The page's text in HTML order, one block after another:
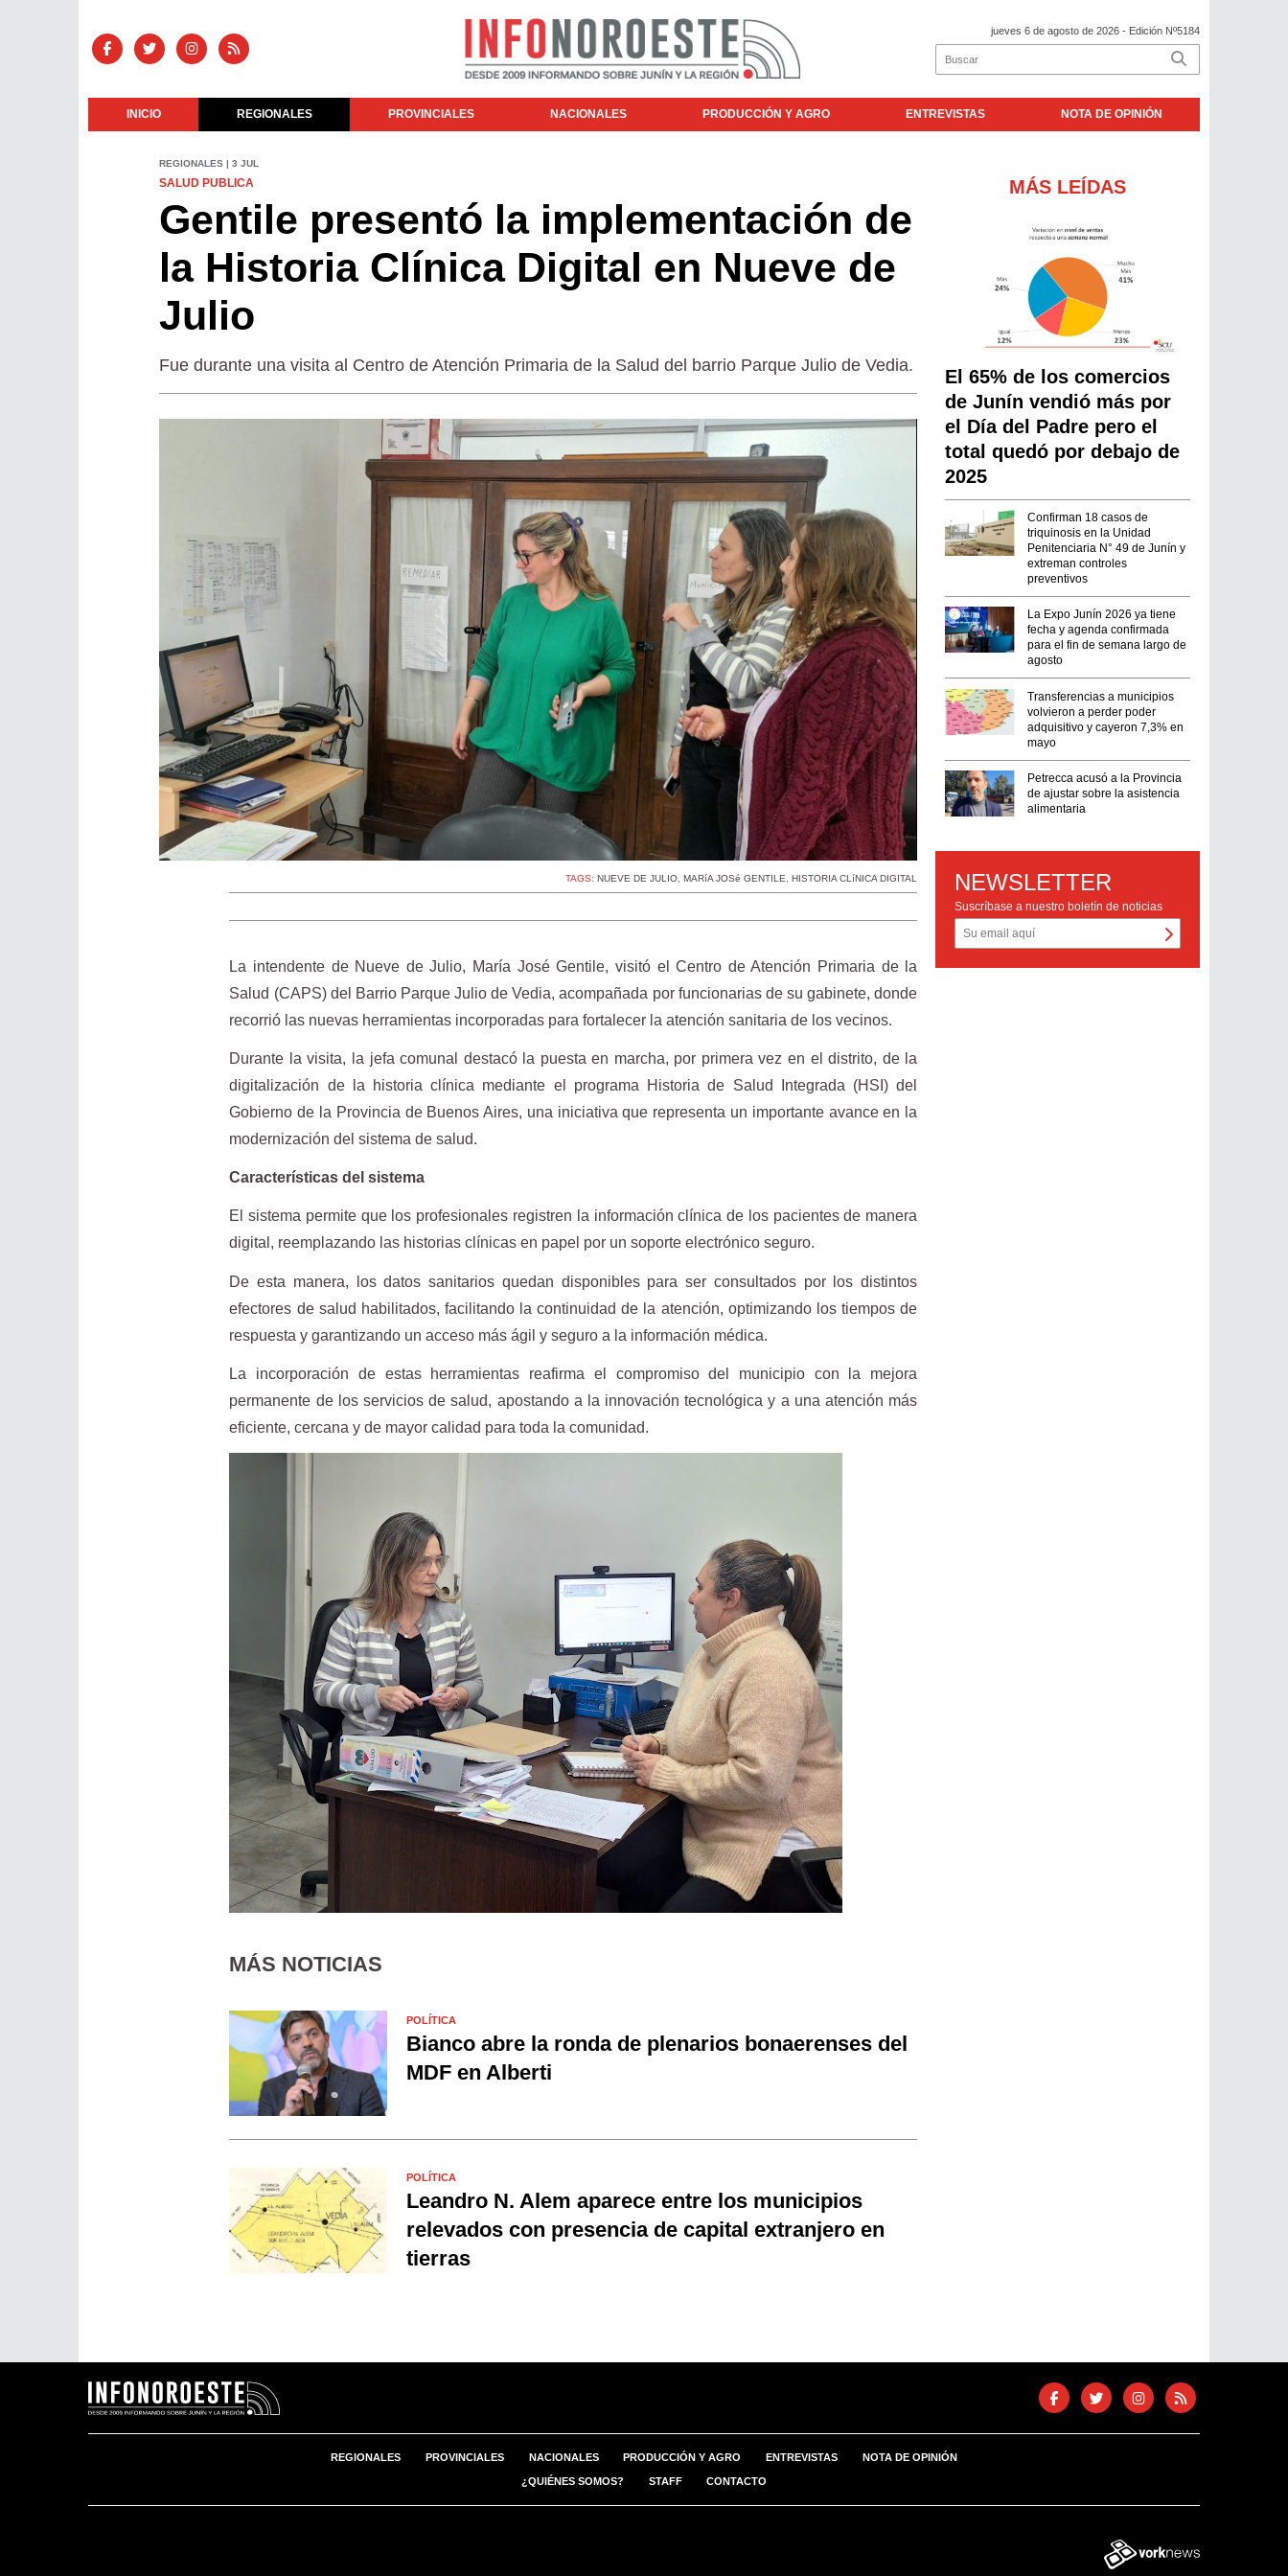
jueves 6 de agosto de 2026 - Edición Nº5184
INICIO REGIONALES PROVINCIALES NACIONALES PRODUCCIÓN Y AGRO ENTREVISTAS NOTA DE OPINIÓN
REGIONALES | 3 JUL
SALUD PUBLICA
Gentile presentó la implementación de
la Historia Clínica Digital en Nueve de
Julio
Fue durante una visita al Centro de Atención Primaria de la Salud del barrio Parque Julio de Vedia.
TAGS:NUEVE DE JULIO ,MARíA JOSé GENTILE ,HISTORIA CLíNICA DIGITAL
La intendente de Nueve de Julio, María José Gentile, visitó el Centro de Atención Primaria de la
Salud (CAPS) del Barrio Parque Julio de Vedia, acompañada por funcionarias de su gabinete, donde
recorrió las nuevas herramientas incorporadas para fortalecer la atención sanitaria de los vecinos.
Durante la visita, la jefa comunal destacó la puesta en marcha, por primera vez en el distrito, de la
digitalización de la historia clínica mediante el programa Historia de Salud Integrada (HSI) del
Gobierno de la Provincia de Buenos Aires, una iniciativa que representa un importante avance en la
modernización del sistema de salud.
Características del sistema
El sistema permite que los profesionales registren la información clínica de los pacientes de manera
digital, reemplazando las historias clínicas en papel por un soporte electrónico seguro.
De esta manera, los datos sanitarios quedan disponibles para ser consultados por los distintos
efectores de salud habilitados, facilitando la continuidad de la atención, optimizando los tiempos de
respuesta y garantizando un acceso más ágil y seguro a la información médica.
La incorporación de estas herramientas reafirma el compromiso del municipio con la mejora
permanente de los servicios de salud, apostando a la innovación tecnológica y a una atención más
eficiente, cercana y de mayor calidad para toda la comunidad.
MÁS NOTICIAS
POLÍTICA
Bianco abre la ronda de plenarios bonaerenses del
MDF en Alberti
POLÍTICA
Leandro N. Alem aparece entre los municipios
relevados con presencia de capital extranjero en
tierras
MÁS LEÍDAS
El 65% de los comercios
de Junín vendió más por
el Día del Padre pero el
total quedó por debajo de
2025
Confirman 18 casos de
triquinosis en la Unidad
Penitenciaria N° 49 de Junín y
extreman controles
preventivos
La Expo Junín 2026 ya tiene
fecha y agenda confirmada
para el fin de semana largo de
agosto
Transferencias a municipios
volvieron a perder poder
adquisitivo y cayeron 7,3% en
mayo
Petrecca acusó a la Provincia
de ajustar sobre la asistencia
alimentaria
NEWSLETTER
Suscríbase a nuestro boletín de noticias
REGIONALES PROVINCIALES NACIONALES PRODUCCIÓN Y AGRO ENTREVISTAS NOTA DE OPINIÓN
¿QUIÉNES SOMOS? STAFF CONTACTO